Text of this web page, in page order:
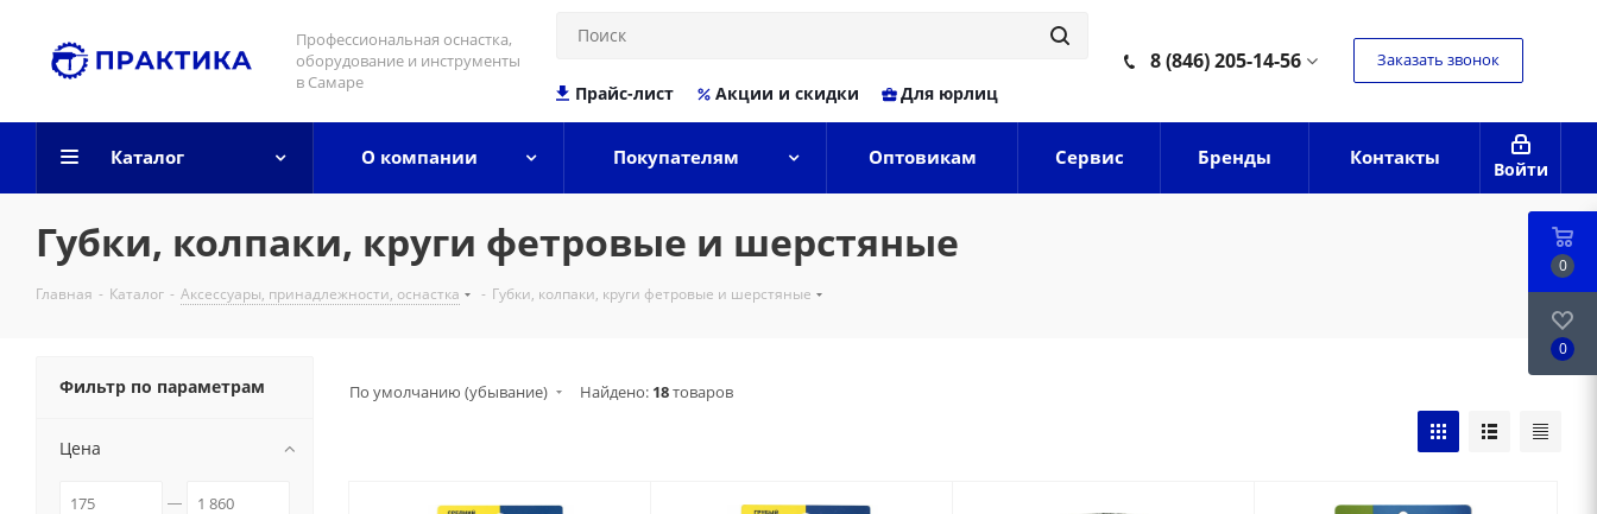
Профессиональная оснастка,
оборудование и инструменты
в Самаре
Прайс-лист Акции и скидки Для юрлиц
8 (846) 205-14-56 Заказать звонок
Войти
Каталог О компании Покупателям Оптовикам Сервис Бренды Контакты
Губки, колпаки, круги фетровые и шерстяные
Главная - Каталог - Аксессуары, принадлежности, оснастка - Губки, колпаки, круги фетровые и шерстяные
По умолчанию (убывание) Найдено: 18товаров
Фильтр по параметрам
Цена
0
0